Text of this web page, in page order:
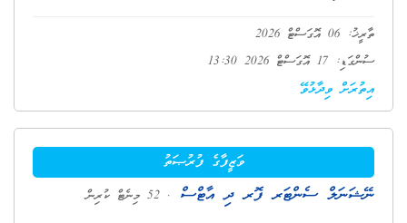
ތާރީޚު: 06 އޮގަސްޓް 2026
ސުންގަޑި: 17 އޮގަސްޓް 2026 13:30
އިތުރަށް ވިދާޅުވޭ
ވަޒީފާގެ ފުރުޞަތު
ނޭޝަނަލް ސެންޓަރ ފޮރ ދި އާޓްސް . 52 މިނެޓް ކުރިން